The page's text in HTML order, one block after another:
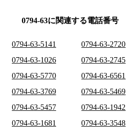
0794-63に関連する電話番号
0794-63-5141 0794-63-2720
0794-63-1026
0794-63-2745
0794-63-5770
0794-63-6561
0794-63-3769
0794-63-5469
0794-63-5457
0794-63-1942
0794-63-1681
0794-63-3548